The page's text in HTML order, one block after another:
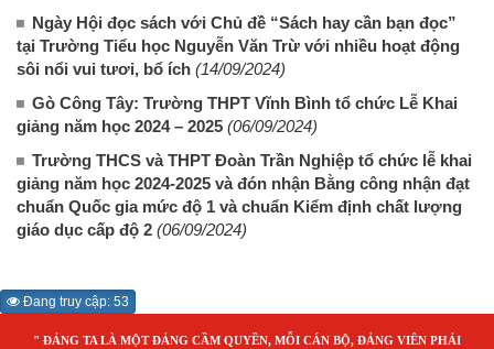
Ngày Hội đọc sách với Chủ đề “Sách hay cần bạn đọc”
tại Trường Tiểu học Nguyễn Văn Trừ với nhiều hoạt động
sôi nổi vui tươi, bổ ích (14/09/2024)
Gò Công Tây: Trường THPT Vĩnh Bình tổ chức Lễ Khai
giảng năm học 2024 – 2025 (06/09/2024)
Trường THCS và THPT Đoàn Trần Nghiệp tổ chức lễ khai
giảng năm học 2024-2025 và đón nhận Bằng công nhận đạt
chuẩn Quốc gia mức độ 1 và chuẩn Kiểm định chất lượng
giáo dục cấp độ 2 (06/09/2024)
Đang truy cập: 53
" ĐẢNG TA LÀ MỘT ĐẢNG CẦM QUYỀN, MỖI CÁN BỘ, ĐẢNG VIÊN PHẢI